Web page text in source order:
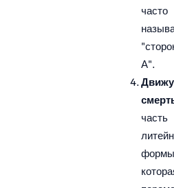
часто
А".
часть